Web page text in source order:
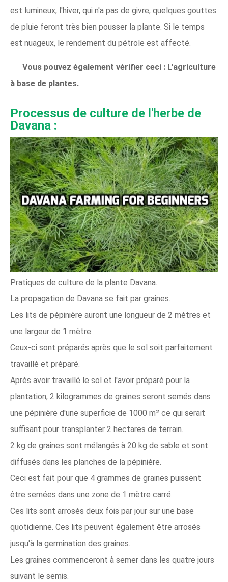
est lumineux, l'hiver, qui n'a pas de givre, quelques gouttes
de pluie feront très bien pousser la plante. Si le temps
est nuageux, le rendement du pétrole est affecté.
Vous pouvez également vérifier ceci : L'agriculture
à base de plantes.
Processus de culture de l'herbe de
Davana :
Pratiques de culture de la plante Davana.
La propagation de Davana se fait par graines.
Les lits de pépinière auront une longueur de 2 mètres et
une largeur de 1 mètre.
Ceux-ci sont préparés après que le sol soit parfaitement
travaillé et préparé.
Après avoir travaillé le sol et l'avoir préparé pour la
plantation, 2 kilogrammes de graines seront semés dans
une pépinière d'une superficie de 1000 m² ce qui serait
suffisant pour transplanter 2 hectares de terrain.
2 kg de graines sont mélangés à 20 kg de sable et sont
diffusés dans les planches de la pépinière.
Ceci est fait pour que 4 grammes de graines puissent
être semées dans une zone de 1 mètre carré.
Ces lits sont arrosés deux fois par jour sur une base
quotidienne. Ces lits peuvent également être arrosés
jusqu'à la germination des graines.
Les graines commenceront à semer dans les quatre jours
suivant le semis.